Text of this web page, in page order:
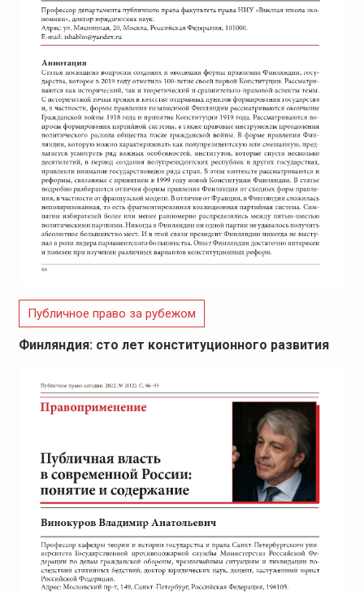
Публичное право за рубежом
Финляндия: сто лет конституционного развития